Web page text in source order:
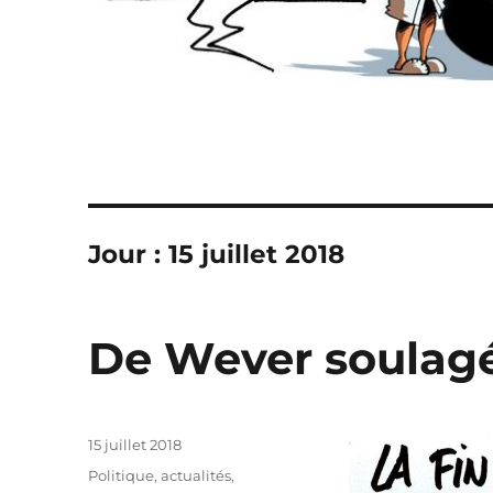
Jour :15 juillet 2018
De Wever
Publié
15 juillet 2018
Catégories
Politique, actualités,